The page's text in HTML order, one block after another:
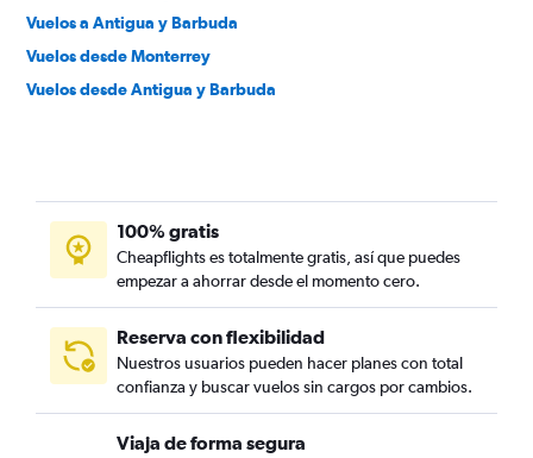
Vuelos a Antigua y Barbuda
Vuelos desde Monterrey
Vuelos desde Antigua y Barbuda
100% gratis
Cheapflights es totalmente gratis, así que puedes
empezar a ahorrar desde el momento cero.
Reserva con flexibilidad
Nuestros usuarios pueden hacer planes con total
confianza y buscar vuelos sin cargos por cambios.
Viaja de forma segura